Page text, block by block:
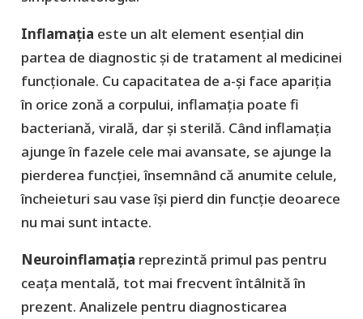
Inflamația este un alt element esențial din
partea de diagnostic și de tratament al medicinei
funcționale. Cu capacitatea de a-și face apariția
în orice zonă a corpului, inflamația poate fi
bacteriană, virală, dar și sterilă. Când inflamația
ajunge în fazele cele mai avansate, se ajunge la
pierderea funcției, însemnând că anumite celule,
încheieturi sau vase își pierd din funcție deoarece
nu mai sunt intacte.
Neuroinflamația reprezintă primul pas pentru
ceața mentală, tot mai frecvent întâlnită în
prezent. Analizele pentru diagnosticarea